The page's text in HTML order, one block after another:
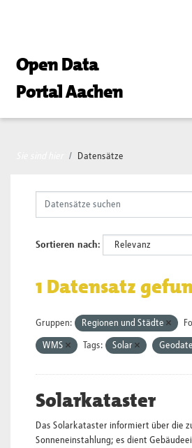
Open Data
Portal Aachen
Datensätze
Sortieren nach
1 Datensatz
Gruppen: Regionen und Städte
WMS Tags: Solar
Solarkataster
Das Solarkataster informiert über die
Sonneneinstahlung; es dient